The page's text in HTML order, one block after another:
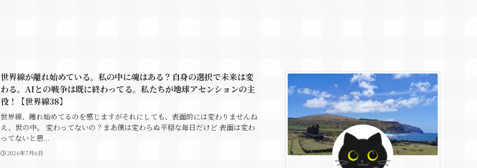
世界線が離れ始めている。私の中に魂はある？自身の選択で未来は変
わる。AIとの戦争は既に終わってる。私たちが地球アセンションの主
役！【世界線38】
世界線、離れ始めてるのを感じますがそれにしても、表面的には変わりませんね
え、世の中。 変わってないの？まあ僕は変わらぬ平穏な毎日だけど 表面は変わ
ってないと思...
2026年7月6日